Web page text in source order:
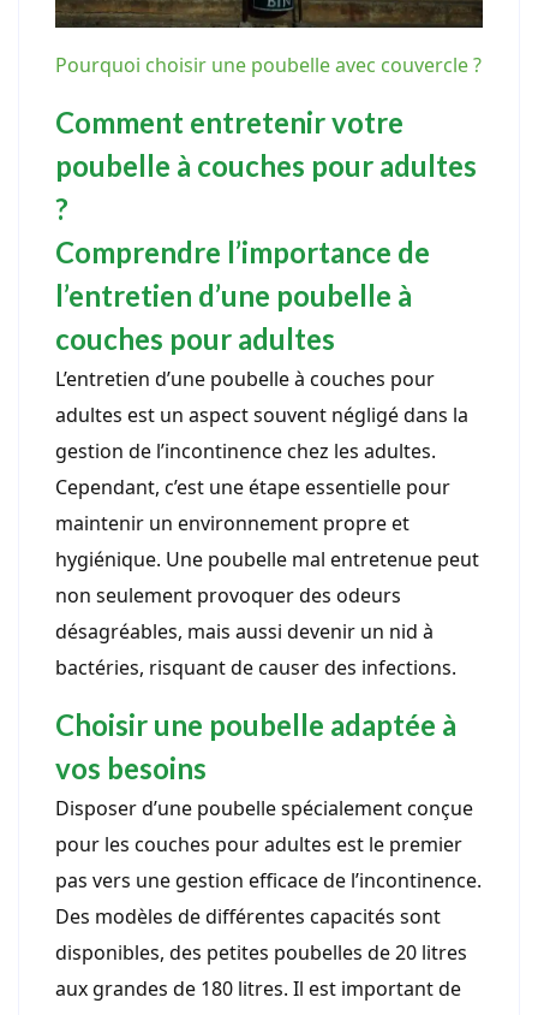
Pourquoi choisir une poubelle avec couvercle ?
Comment entretenir votre
poubelle à couches pour adultes
?
Comprendre l’importance de
l’entretien d’une poubelle à
couches pour adultes
L’entretien d’une poubelle à couches pour
adultes est un aspect souvent négligé dans la
gestion de l’incontinence chez les adultes.
Cependant, c’est une étape essentielle pour
maintenir un environnement propre et
hygiénique. Une poubelle mal entretenue peut
non seulement provoquer des odeurs
désagréables, mais aussi devenir un nid à
bactéries, risquant de causer des infections.
Choisir une poubelle adaptée à
vos besoins
Disposer d’une poubelle spécialement conçue
pour les couches pour adultes est le premier
pas vers une gestion efficace de l’incontinence.
Des modèles de différentes capacités sont
disponibles, des petites poubelles de 20 litres
aux grandes de 180 litres. Il est important de